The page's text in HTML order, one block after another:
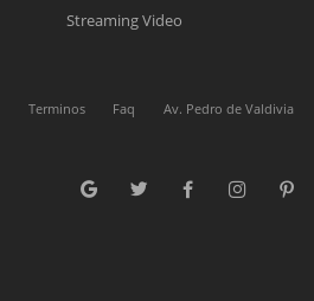
Streaming Video
Terminos Faq
Av. Pedro de Valdivia